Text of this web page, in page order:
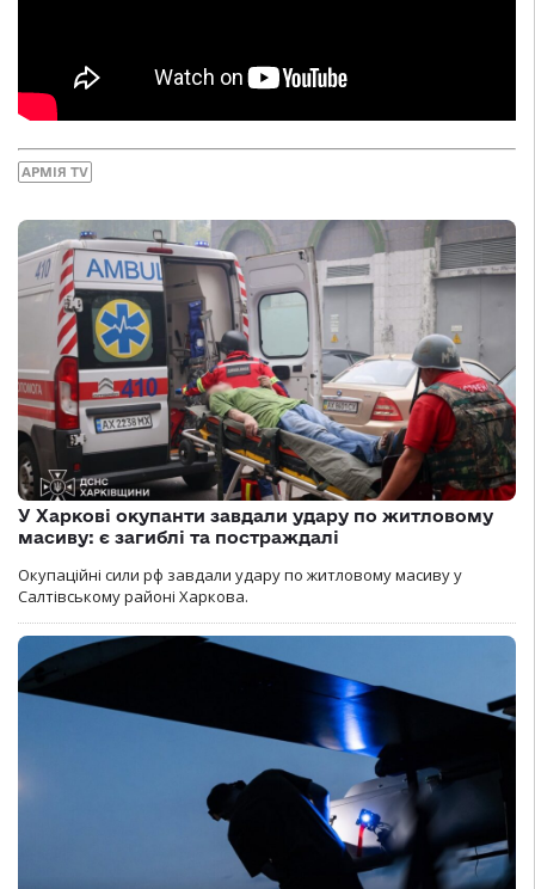
АРМІЯ TV
У Харкові окупанти завдали удару по житловому
масиву: є загиблі та постраждалі
Окупаційні сили рф завдали удару по житловому масиву у
Салтівському районі Харкова.